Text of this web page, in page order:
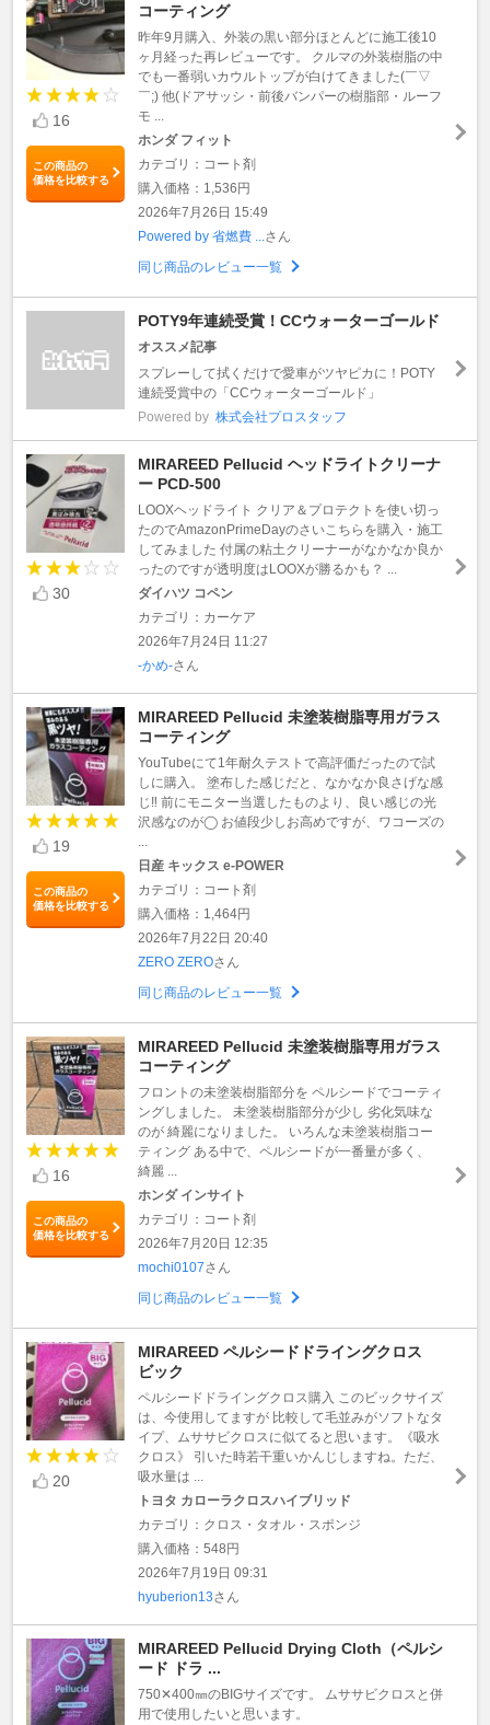
16
この商品の
価格を比較する
コーティング
昨年9月購入、外装の黒い部分ほとんどに施工後10
ヶ月経った再レビューです。 クルマの外装樹脂の中
でも一番弱いカウルトップが白けてきました(￣▽
￣;) 他(ドアサッシ・前後バンパーの樹脂部・ルーフ
モ ...
ホンダ フィット
カテゴリ：コート剤
購入価格：1,536円
2026年7月26日 15:49
Powered by 省燃費 ... さん
同じ商品のレビュー一覧
POTY9年連続受賞！CCウォーターゴールド
オススメ記事
スプレーして拭くだけで愛車がツヤピカに！POTY
連続受賞中の「CCウォーターゴールド」
Powered by 株式会社プロスタッフ
30
MIRAREED Pellucid ヘッドライトクリーナ
ー PCD-500
LOOXヘッドライト クリア＆プロテクトを使い切っ
たのでAmazonPrimeDayのさいこちらを購入・施工
してみました 付属の粘土クリーナーがなかなか良か
ったのですが透明度はLOOXが勝るかも？ ...
ダイハツ コペン
カテゴリ：カーケア
2026年7月24日 11:27
-かめ-さん
19
この商品の
価格を比較する
MIRAREED Pellucid 未塗装樹脂専用ガラス
コーティング
YouTubeにて1年耐久テストで高評価だったので試
しに購入。 塗布した感じだと、なかなか良さげな感
じ‼️ 前にモニター当選したものより、良い感じの光
沢感なのが◯ お値段少しお高めですが、ワコーズの
日産 キックス e-POWER
カテゴリ：コート剤
購入価格：1,464円
2026年7月22日 20:40
ZERO ZEROさん
同じ商品のレビュー一覧
16
この商品の
価格を比較する
MIRAREED Pellucid 未塗装樹脂専用ガラス
コーティング
フロントの未塗装樹脂部分を ペルシードでコーティ
ングしました。 未塗装樹脂部分が少し 劣化気味な
のが 綺麗になりました。 いろんな未塗装樹脂コー
ティング ある中で、ペルシードが一番量が多く、
綺麗 ...
ホンダ インサイト
カテゴリ：コート剤
2026年7月20日 12:35
mochi0107さん
同じ商品のレビュー一覧
20
MIRAREED ペルシードドライングクロス
ビック
ペルシードドライングクロス購入 このビックサイズ
は、今使用してますが 比較して毛並みがソフトなタ
イプ、ムササビクロスに似てると思います。《吸水
クロス》 引いた時若干重いかんじしますね。ただ、
吸水量は ...
トヨタ カローラクロスハイブリッド
カテゴリ：クロス・タオル・スポンジ
購入価格：548円
2026年7月19日 09:31
hyuberion13さん
MIRAREED Pellucid Drying Cloth（ペルシ
ード ドラ ...
750✕400㎜のBIGサイズです。 ムササビクロスと併
用で使用したいと思います。